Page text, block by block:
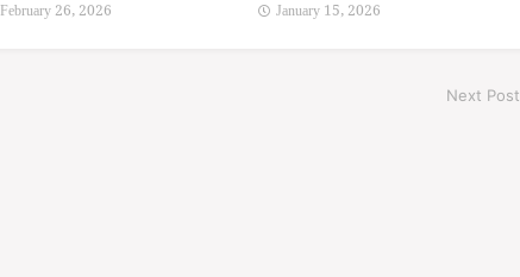
February 26, 2026 January 15, 2026
Next Post